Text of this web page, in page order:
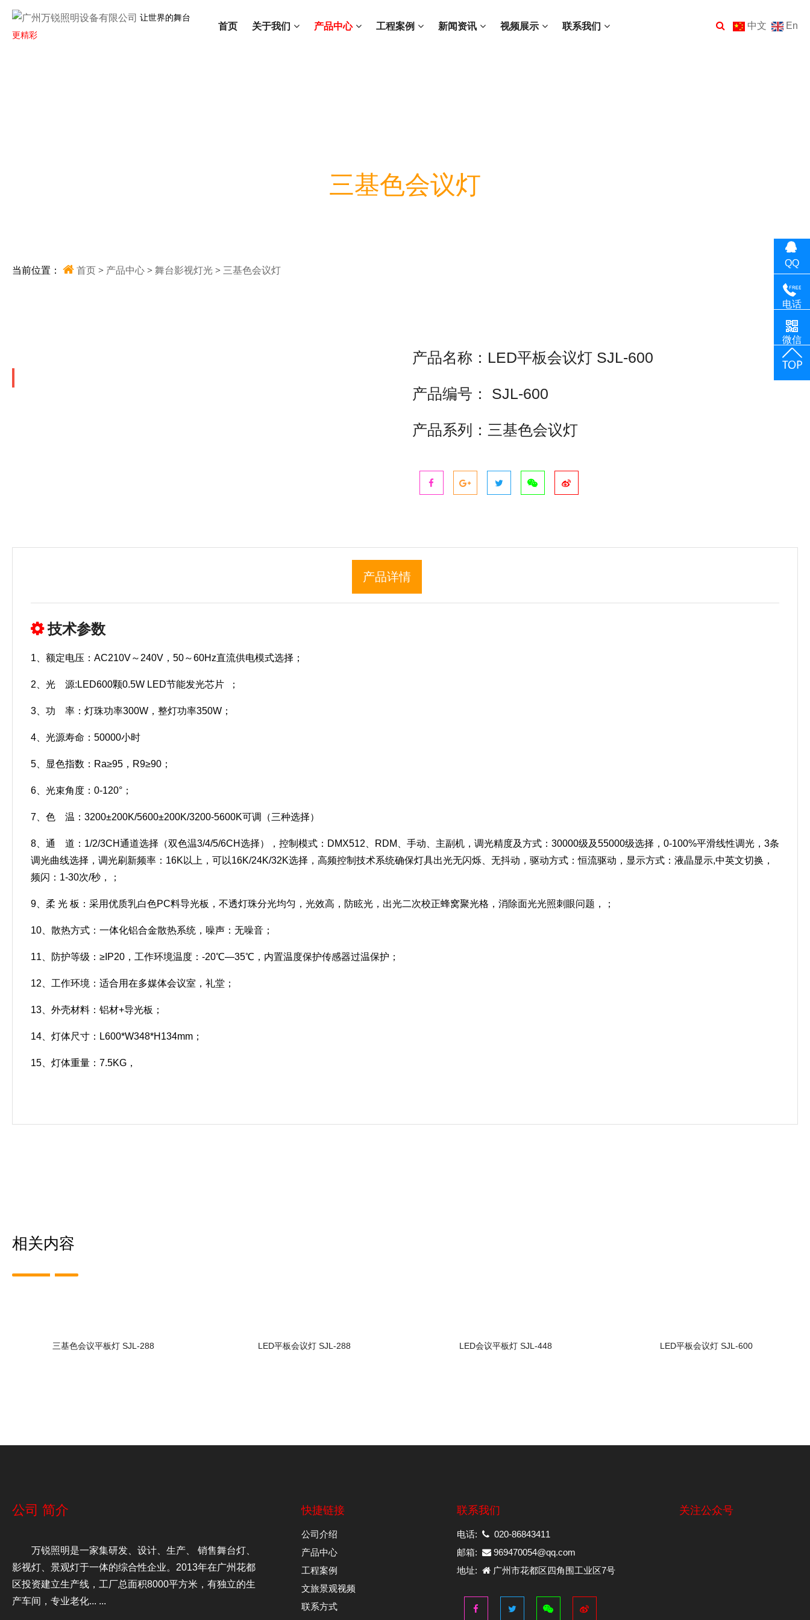
让世界的舞台
更精彩
首页 关于我们 产品中心 工程案例 新闻资讯 视频展示 联系我们 中文 En
三基色会议灯
当前位置： 首页 > 产品中心 > 舞台影视灯光 > 三基色会议灯
产品名称：LED平板会议灯 SJL-600
产品编号： SJL-600
产品系列：三基色会议灯
产品详情
技术参数
1、额定电压：AC210V～240V，50～60Hz直流供电模式选择；
2、光 源:LED600颗0.5W LED节能发光芯片 ；
3、功 率：灯珠功率300W，整灯功率350W；
4、光源寿命：50000小时
5、显色指数：Ra≥95，R9≥90；
6、光束角度：0-120°；
7、色 温：3200±200K/5600±200K/3200-5600K可调（三种选择）
8、通 道：1/2/3CH通道选择（双色温3/4/5/6CH选择），控制模式：DMX512、RDM、手动、主副机，调光精度及方式：30000级及55000级选择，0-100%平滑线性调光，3条
调光曲线选择，调光刷新频率：16K以上，可以16K/24K/32K选择，高频控制技术系统确保灯具出光无闪烁、无抖动，驱动方式：恒流驱动，显示方式：液晶显示,中英文切换，
频闪：1-30次/秒，；
9、柔 光 板：采用优质乳白色PC料导光板，不透灯珠分光均匀，光效高，防眩光，出光二次校正蜂窝聚光格，消除面光光照刺眼问题，；
10、散热方式：一体化铝合金散热系统，噪声：无噪音；
11、防护等级：≥IP20，工作环境温度：-20℃—35℃，内置温度保护传感器过温保护；
12、工作环境：适合用在多媒体会议室，礼堂；
13、外壳材料：铝材+导光板；
14、灯体尺寸：L600*W348*H134mm；
15、灯体重量：7.5KG，
相关内容
三基色会议平板灯 SJL-288 LED平板会议灯 SJL-288 LED会议平板灯 SJL-448 LED平板会议灯 SJL-600
公司 简介
万锐照明是一家集研发、设计、生产、 销售舞台灯、
影视灯、景观灯于一体的综合性企业。2013年在广州花都
区投资建立生产线，工厂总面积8000平方米，有独立的生
产车间，专业老化... ...
快捷链接
公司介绍
产品中心
工程案例
文旅景观视频
联系方式
联系我们
电话:
020-86843411
邮箱:
969470054@qq.com
地址:
广州市花都区四角围工业区7号
关注公众号
QQ
电话
微信